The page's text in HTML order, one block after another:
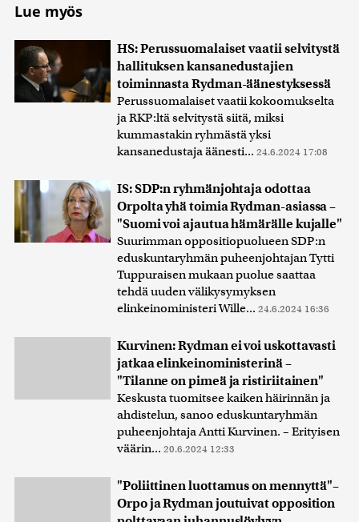
Lue myös
HS: Perussuomalaiset vaatii selvitystä
hallituksen kansanedustajien
toiminnasta Rydman-äänestyksessä
Perussuomalaiset vaatii kokoomukselta
ja RKP:ltä selvitystä siitä, miksi
kummastakin ryhmästä yksi
kansanedustaja äänesti... 24.6.2024 17:08
IS: SDP:n ryhmänjohtaja odottaa
Orpolta yhä toimia Rydman-asiassa –
"Suomi voi ajautua hämärälle kujalle"
Suurimman oppositiopuolueen SDP:n
eduskuntaryhmän puheenjohtajan Tytti
Tuppuraisen mukaan puolue saattaa
tehdä uuden välikysymyksen
elinkeinoministeri Wille... 24.6.2024 16:36
Kurvinen: Rydman ei voi uskottavasti
jatkaa elinkeinoministerinä –
"Tilanne on pimeä ja ristiriitainen"
Keskusta tuomitsee kaiken häirinnän ja
ahdistelun, sanoo eduskuntaryhmän
puheenjohtaja Antti Kurvinen. – Erityisen
väärin... 20.6.2024 12:33
"Poliittinen luottamus on mennyttä"–
Orpo ja Rydman joutuivat opposition